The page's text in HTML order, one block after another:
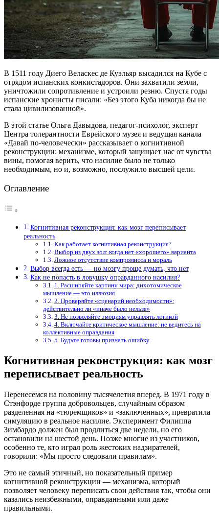
В 1511 году Диего Веласкес де Куэльяр высадился на Кубе с
отрядом испанских конкистадоров. Они захватили земли,
уничтожили сопротивление и устроили резню. Спустя годы
испанские хронисты писали: «Без этого Куба никогда бы не
стала цивилизованной».
В этой статье Ольга Давыдова, педагог-психолог, эксперт
Центра толерантности Еврейского музея и ведущая канала
«Давай по-человечески» рассказывает о когнитивной
реконструкции: механизме, который защищает нас от чувства
вины, помогая верить, что насилие было не только
необходимым, но и, возможно, послужило высшей цели.
Оглавление
Когнитивная реконструкция: как мозг переписывает
реальность
Как работает когнитивная реконструкция?
Выбор из двух зол: когда нет «хорошего» варианта
Ложное отсутствие компромисса и мораль
Выбор всегда есть — но мозгу проще думать, что нет
Как не попасть в ловушку оправданного насилия?
1. Расширяйте картину мира: дихотомическое
мышление — это иллюзия
2. Проверяйте «сценарий необходимости»:
действительно ли «иначе было нельзя»
3. Не позволяйте эмоциям управлять логикой
4. Включайте критическое мышление: не ведитесь на
коллективные оправдания
5. Будьте готовы признать ошибку
Когнитивная реконструкция: как мозг
переписывает реальность
Перенесемся на половину тысячелетия вперед. В 1971 году в
Стэнфорде группа добровольцев, случайным образом
разделенная на «тюремщиков» и «заключенных», превратила
симуляцию в реальное насилие. Эксперимент Филиппа
Зимбардо должен был продлиться две недели, но его
остановили на шестой день. Позже многие из участников,
особенно те, кто играл роль жестоких надзирателей,
говорили: «Мы просто следовали правилам».
Это не самый этичный, но показательный пример
когнитивной реконструкции — механизма, который
позволяет человеку переписать свои действия так, чтобы они
казались неизбежными, оправданными или даже
правильными.